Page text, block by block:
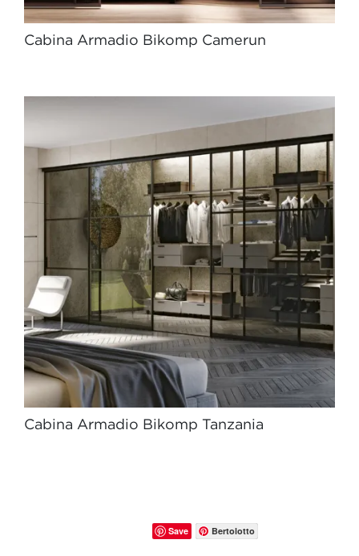
Cabina Armadio Bikomp Camerun
Cabina Armadio Bikomp Tanzania
Save Bertolotto